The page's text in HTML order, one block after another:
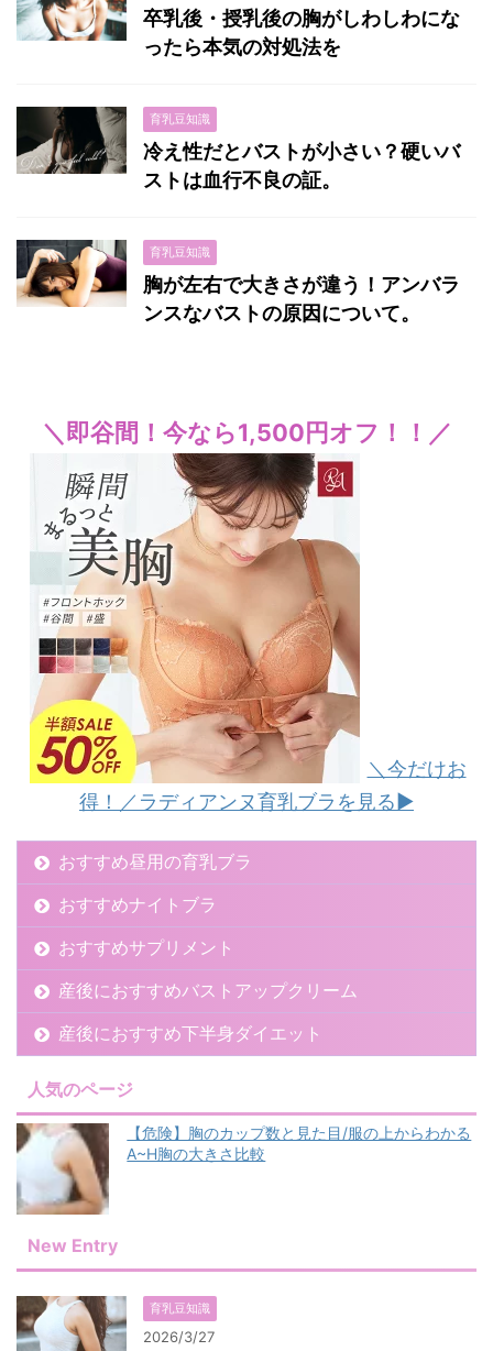
卒乳後・授乳後の胸がしわしわにな
ったら本気の対処法を
育乳豆知識
冷え性だとバストが小さい？硬いバ
ストは血行不良の証。
育乳豆知識
胸が左右で大きさが違う！アンバラ
ンスなバストの原因について。
＼即谷間！今なら1,500円オフ！！／
＼今だけお
得！／ラディアンヌ育乳ブラを見る▶︎
おすすめ昼用の育乳ブラ
おすすめナイトブラ
おすすめサプリメント
産後におすすめバストアップクリーム
産後におすすめ下半身ダイエット
人気のページ
【危険】胸のカップ数と見た目/服の上からわかる
A~H胸の大きさ比較
New Entry
育乳豆知識
2026/3/27